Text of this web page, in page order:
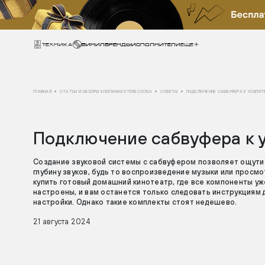
Техника ВИНИЛБРЕНДЫИСПОЛНИТЕЛИЕще
ГЛАВНАЯ СТАТЬИ И ОБЗОРЫ КОМПАНИИ STEREOZONA СОВЕТЫ ПОДКЛЮЧЕНИЕ САБВУФЕРА К
Подключение сабвуфера к
Создание звуковой системы с сабвуфером позволяет
глубину звуков, будь то воспроизведение музыки или
купить готовый домашний кинотеатр, где все компоненты
настроены, и вам останется только следовать инструкциям
настройки. Однако такие комплекты стоят недешево.
21 августа 2024